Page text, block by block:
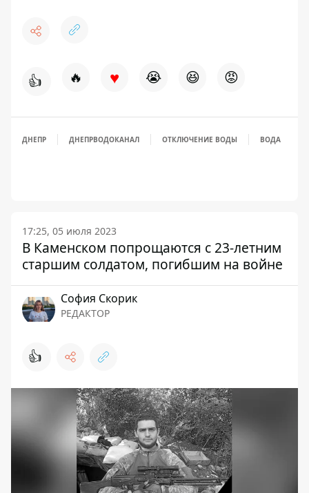
👍 🔥 ♥ 😭 😆 😡
ДНЕПР ДНЕПРВОДОКАНАЛ ОТКЛЮЧЕНИЕ ВОДЫ ВОДА
17:25, 05 июля 2023
В Каменском попрощаются с 23-летним
старшим солдатом, погибшим на войне
София Скорик
РЕДАКТОР
👍